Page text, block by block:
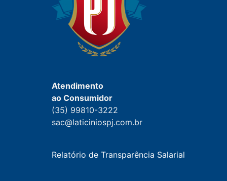
Atendimento
ao Consumidor
(35) 99810-3222
sac@laticiniospj.com.br
Relatório de Transparência Salarial